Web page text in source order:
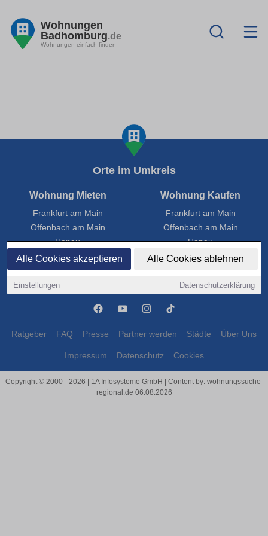
Alle Cookies akzeptieren Alle Cookies ablehnen
Einstellungen Datenschutzerklärung
Wohnungen
Badhomburg.de
Wohnungen einfach finden
Orte im Umkreis
Wohnung Mieten
Frankfurt am Main
Offenbach am Main
Hanau
Rüsselsheim am Main
Bad Homburg vor der Höhe
Wohnung Kaufen
Frankfurt am Main
Offenbach am Main
Hanau
Rüsselsheim am Main
Ratgeber FAQ Presse Partner werden Städte Über Uns
Impressum Datenschutz Cookies
Copyright © 2000 - 2026 | 1A Infosysteme GmbH | Content by: wohnungssuche-
regional.de 06.08.2026